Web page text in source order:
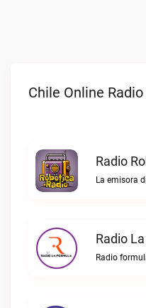
Chile Online
Radio
Radio